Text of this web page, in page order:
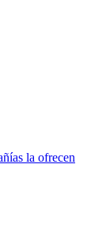
la ofrecen